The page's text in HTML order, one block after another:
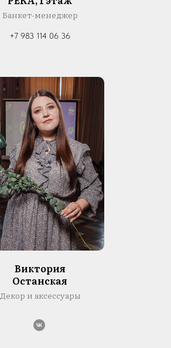
Банкет-менеджер
+7 983 114 06 36
Виктория
Останская
Декор и аксессуары